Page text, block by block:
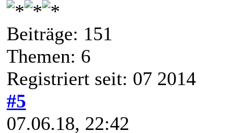
Beiträge: 151
Themen: 6
Registriert seit: 07 2014
#5
07.06.18, 22:42